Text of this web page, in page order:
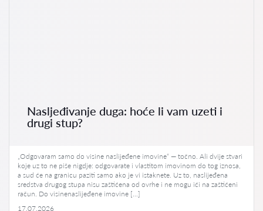
Nasljeđivanje duga: hoće li vam uzeti i
drugi stup?
„Odgovaram samo do visine naslijeđene imovine“ — točno. Ali dvije stvari
koje uz to ne piše nigdje: odgovarate i vlastitom imovinom do tog iznosa,
a sud će na granicu paziti samo ako je vi istaknete. Uz to, naslijeđena
sredstva drugog stupa nisu zaštićena od ovrhe i ne mogu ići na zaštićeni
račun. Do visinenaslijeđene imovine […]
17.07.2026